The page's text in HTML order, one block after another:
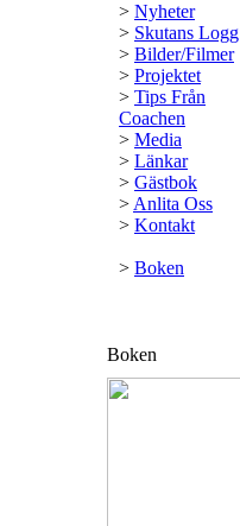
> Nyheter
> Skutans Logg
> Bilder/Filmer
> Projektet
> Tips Från
Coachen
> Media
> Länkar
> Gästbok
> Anlita Oss
> Kontakt
> Boken
Boken